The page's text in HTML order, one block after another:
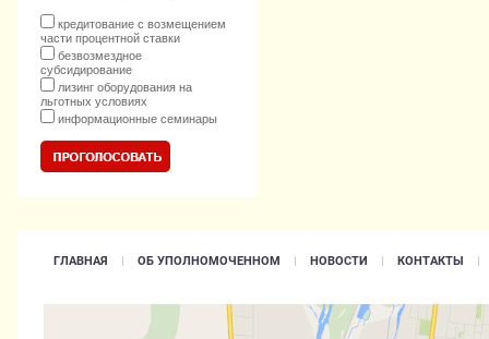
кредитование с возмещением
части процентной ставки
безвозмездное
субсидирование
лизинг оборудования на
льготных условиях
информационные семинары
ГЛАВНАЯ ОБ УПОЛНОМОЧЕННОМ НОВОСТИ КОНТАКТЫ